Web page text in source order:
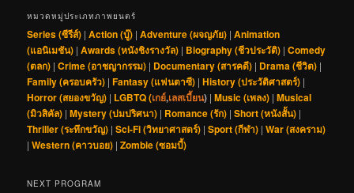
หมวดหมู่ประเภทภาพยนตร์
Series (ซีรีส์) |Action (บู๊) |Adventure (ผจญภัย) |Animation
(แอนิเมชัน) |Awards (หนังชิงรางวัล) | Biography (ชีวประวัติ) |Comedy
(ตลก) |Crime (อาชญากรรม) | Documentary (สารคดี) | Drama (ชีวิต) |
Family (ครอบครัว) |Fantasy (แฟนตาซี) |History (ประวัติศาสตร์) |
Horror (สยองขวัญ) | LGBTQ (เกย์,เลสเบี้ยน) |Music (เพลง) |Musical
(มิวสิคัล) |Mystery (ปมปริศนา) | Romance (รัก) |Short (หนังสั้น) |
Thriller (ระทึกขวัญ) |Sci-Fi (วิทยาศาสตร์) |Sport (กีฬา) |War (สงคราม)
|Western (คาวบอย) |Zombie (ซอมบี้)
NEXT PROGRAM